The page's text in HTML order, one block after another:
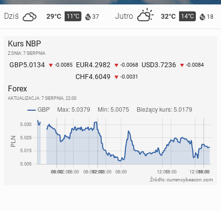
Dziś 29°C 11°C 37 Jutro 32°C 14°C 18
Kurs NBP
Z DNIA: 7 SIERPNIA
GBP5.0134 -0.0085 EUR4.2982 -0.0068 USD3.7236 -0.0084
CHF4.6049 -0.0031
Forex
AKTUALIZACJA: 7 SIERPNIA, 22:00
Źródło: currencybeacon.com